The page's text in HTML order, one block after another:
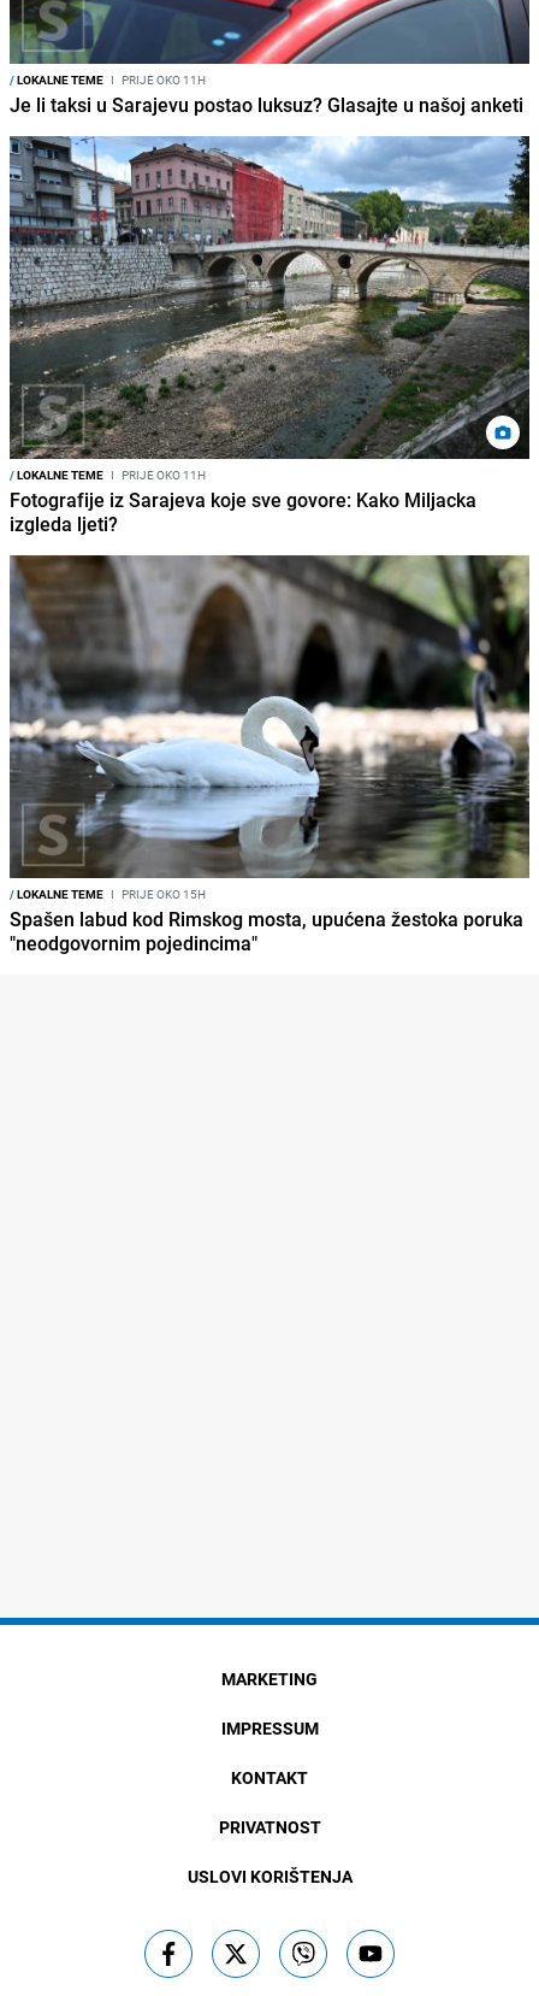
/LOKALNE TEME I PRIJE OKO 11H
Je li taksi u Sarajevu postao luksuz? Glasajte u našoj anketi
/LOKALNE TEME I PRIJE OKO 11H
Fotografije iz Sarajeva koje sve govore: Kako Miljacka
izgleda ljeti?
/LOKALNE TEME I PRIJE OKO 15H
Spašen labud kod Rimskog mosta, upućena žestoka poruka
"neodgovornim pojedincima"
MARKETING
IMPRESSUM
KONTAKT
PRIVATNOST
USLOVI KORIŠTENJA